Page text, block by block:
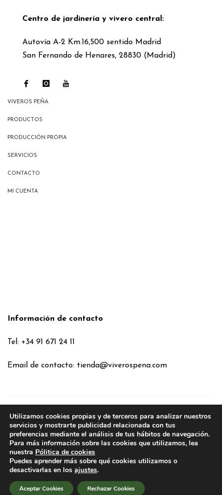
Centro de jardinería y vivero central:
Autovía A-2 Km.16,500 sentido Madrid
San Fernando de Henares, 28830 (Madrid)
VIVEROS PEÑA
PRODUCTOS
PRODUCCIÓN PROPIA
SERVICIOS
CONTACTO
MI CUENTA
Información de contacto
Tel: +34 91 671 24 11
Email de contacto: tienda@viverospena.com
Condiciones generales
Aviso legal
Política de Cookies
Política de privacidad
Política de privacidad en RRSS
2026VIVEROS PEÑA . TODOS LOS DERECHOS RESERVADOS
Utilizamos cookies propias y de terceros para analizar nuestros
servicios y mostrarte publicidad relacionada con tus
preferencias mediante el análisis de tus hábitos de navegación.
Para más información sobre las cookies que utilizamos, lea
nuestra Pólitica de cookies
Puedes aprender más sobre qué cookies utilizamos o
desactivarlas en los ajustes.
Aceptar Cookies Rechazar Cookies